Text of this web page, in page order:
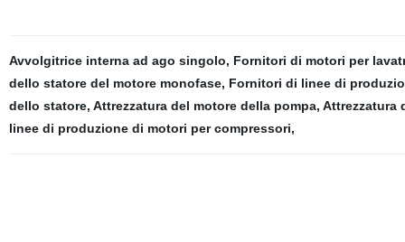
Avvolgitrice interna ad ago singolo, Fornitori di motori per
dello statore del motore monofase, Fornitori di linee di
dello statore, Attrezzatura del motore della pompa, Attrezzatura
linee di produzione di motori per compressori,